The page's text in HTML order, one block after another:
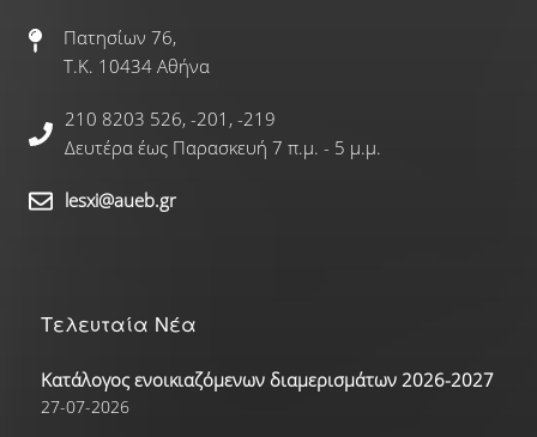
Πατησίων 76,
Τ.Κ. 10434 Αθήνα
210 8203 526, -201, -219
Δευτέρα έως Παρασκευή 7 π.μ. - 5 μ.μ.
lesxi@aueb.gr
Τελευταία Νέα
Κατάλογος ενοικιαζόμενων διαμερισμάτων 2026-2027
27-07-2026